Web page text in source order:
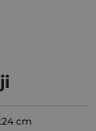
cm